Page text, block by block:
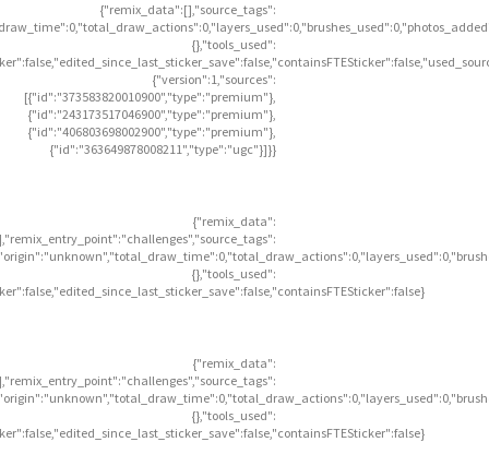
{"remix_data":[],"source_tags":
{},"tools_used":
{"version":1,"sources":
[{"id":"373583820010900","type":"premium"},
{"id":"243173517046900","type":"premium"},
{"id":"406803698002900","type":"premium"},
{"id":"363649878008211","type":"ugc"}]}}
{"remix_data":
{},"tools_used":
{"remix_data":
{},"tools_used":